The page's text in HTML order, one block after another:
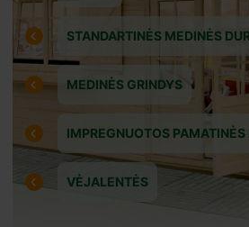
STANDARTINĖS MEDINĖS
MEDINĖS GRINDYS
IMPREGNUOTOS PAMATINĖS
VĖJALENTĖS